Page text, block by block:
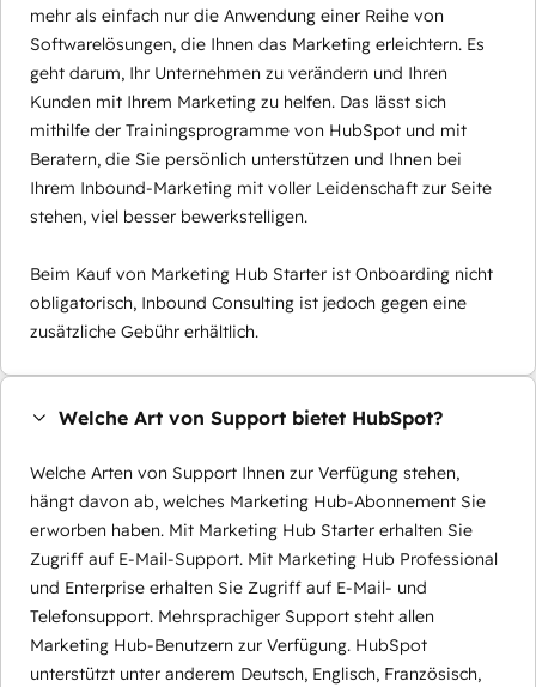
mehr als einfach nur die Anwendung einer Reihe von
Softwarelösungen, die Ihnen das Marketing erleichtern. Es
geht darum, Ihr Unternehmen zu verändern und Ihren
Kunden mit Ihrem Marketing zu helfen. Das lässt sich
mithilfe der Trainingsprogramme von HubSpot und mit
Beratern, die Sie persönlich unterstützen und Ihnen bei
Ihrem Inbound-Marketing mit voller Leidenschaft zur Seite
stehen, viel besser bewerkstelligen.
Beim Kauf von Marketing Hub Starter ist Onboarding nicht
obligatorisch, Inbound Consulting ist jedoch gegen eine
zusätzliche Gebühr erhältlich.
Welche Art von Support bietet HubSpot?
Welche Arten von Support Ihnen zur Verfügung stehen,
hängt davon ab, welches Marketing Hub-Abonnement Sie
erworben haben. Mit Marketing Hub Starter erhalten Sie
Zugriff auf E-Mail-Support. Mit Marketing Hub Professional
und Enterprise erhalten Sie Zugriff auf E-Mail- und
Telefonsupport. Mehrsprachiger Support steht allen
Marketing Hub-Benutzern zur Verfügung. HubSpot
unterstützt unter anderem Deutsch, Englisch, Französisch,